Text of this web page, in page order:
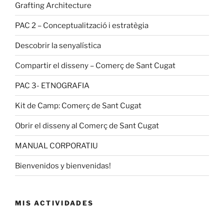
Grafting Architecture
PAC 2 – Conceptualització i estratègia
Descobrir la senyalística
Compartir el disseny – Comerç de Sant Cugat
PAC 3- ETNOGRAFIA
Kit de Camp: Comerç de Sant Cugat
Obrir el disseny al Comerç de Sant Cugat
MANUAL CORPORATIU
Bienvenidos y bienvenidas!
MIS ACTIVIDADES